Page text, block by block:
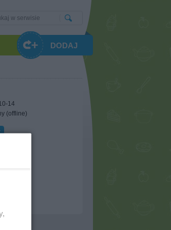
DODAJ
14
(offline)